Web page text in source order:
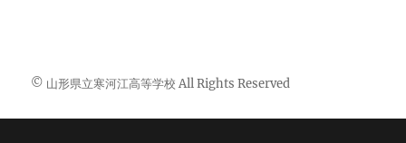
© 山形県立寒河江高等学校 All Rights Reserved